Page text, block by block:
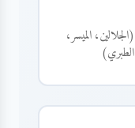
الميسر،